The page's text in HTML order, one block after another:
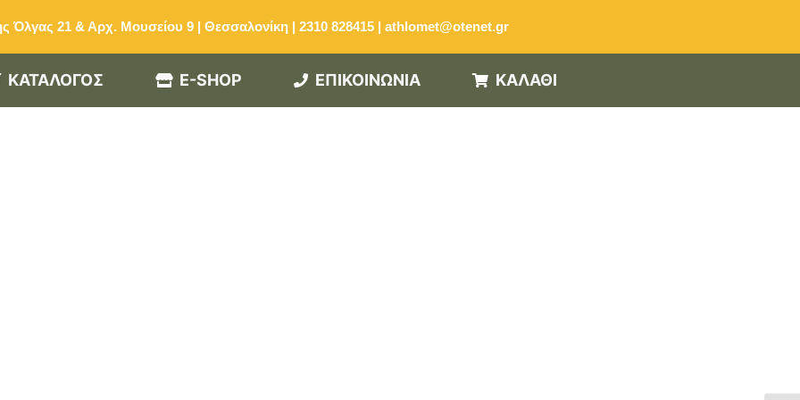
Όλγας 21 & Αρχ. Μουσείου 9 | Θεσσαλονίκη | 2310 828415 | athlomet@otenet.gr
ΚΑΤΑΛΟΓΟΣ E-SHOP ΕΠΙΚΟΙΝΩΝΙΑ ΚΑΛΑΘΙ